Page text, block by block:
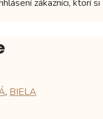
zákazníci, ktorí si
, BIELA